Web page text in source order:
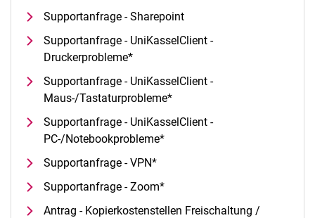
Supportanfrage - Sharepoint
Supportanfrage - UniKasselClient -
Druckerprobleme*
Supportanfrage - UniKasselClient -
Maus-/Tastaturprobleme*
Supportanfrage - UniKasselClient -
PC-/Notebookprobleme*
Supportanfrage - VPN*
Supportanfrage - Zoom*
Antrag - Kopierkostenstellen Freischaltung /